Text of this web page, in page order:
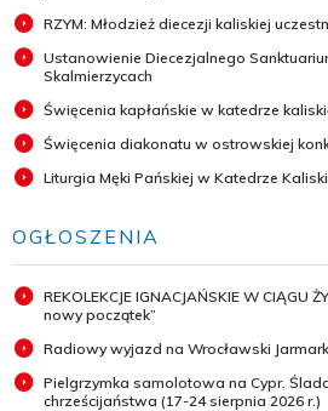
RZYM: Młodzież diecezji kaliskiej
Ustanowienie Diecezjalnego
Skalmierzycach
Święcenia kapłańskie w katedrze
Święcenia diakonatu w ostrowskiej
Liturgia Męki Pańskiej w Katedrze
OGŁOSZENIA
REKOLEKCJE IGNACJAŃSKIE W CIĄGU
nowy początek”
Radiowy wyjazd na Wrocławski
Pielgrzymka samolotowa na Cypr.
chrześcijaństwa (17-24 sierpnia 2026 r.)